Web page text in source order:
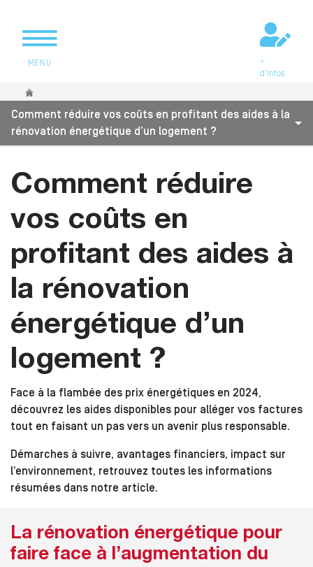
MENU
+
d'infos
Vous êtes ici
Comment réduire vos coûts en profitant des aides à la
rénovation énergétique d’un logement ?
Comment réduire
vos coûts en
profitant des aides à
la rénovation
énergétique d’un
logement ?
Face à la flambée des prix énergétiques en 2024,
découvrez les aides disponibles pour alléger vos factures
tout en faisant un pas vers un avenir plus responsable.
Démarches à suivre, avantages financiers, impact sur
l’environnement, retrouvez toutes les informations
résumées dans notre article.
La rénovation énergétique pour
faire face à l’augmentation du